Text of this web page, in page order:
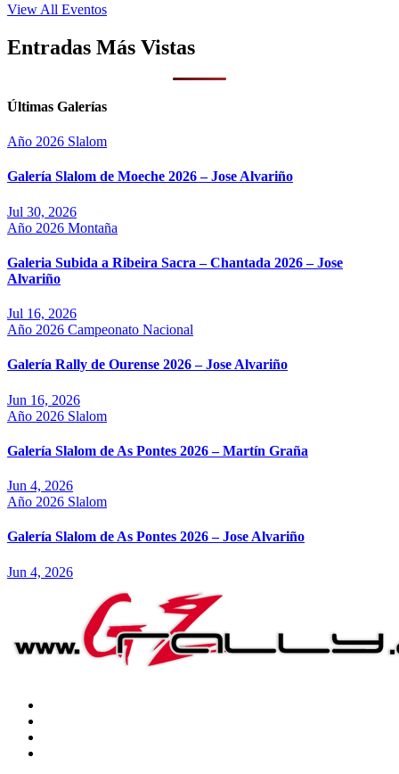
View All Eventos
Entradas Más Vistas
Últimas Galerías
Año 2026 Slalom
Galería Slalom de Moeche 2026 – Jose Alvariño
Jul 30, 2026
Año 2026 Montaña
Galeria Subida a Ribeira Sacra – Chantada 2026 – Jose
Alvariño
Jul 16, 2026
Año 2026 Campeonato Nacional
Galería Rally de Ourense 2026 – Jose Alvariño
Jun 16, 2026
Año 2026 Slalom
Galería Slalom de As Pontes 2026 – Martín Graña
Jun 4, 2026
Año 2026 Slalom
Galería Slalom de As Pontes 2026 – Jose Alvariño
Jun 4, 2026